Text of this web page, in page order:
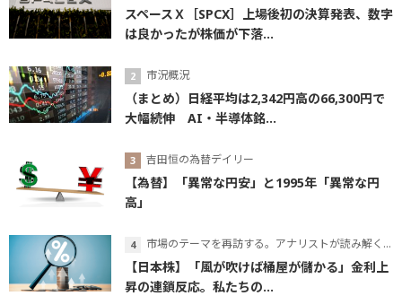
スペースＸ［SPCX］上場後初の決算発表、数字
は良かったが株価が下落...
市況概況
（まとめ）日経平均は2,342円高の66,300円で
大幅続伸 AI・半導体銘...
吉田恒の為替デイリー
【為替】「異常な円安」と1995年「異常な円
高」
市場のテーマを再訪する。アナリストが読み解くテーマの本質
【日本株】「風が吹けば桶屋が儲かる」金利上
昇の連鎖反応。私たちの...